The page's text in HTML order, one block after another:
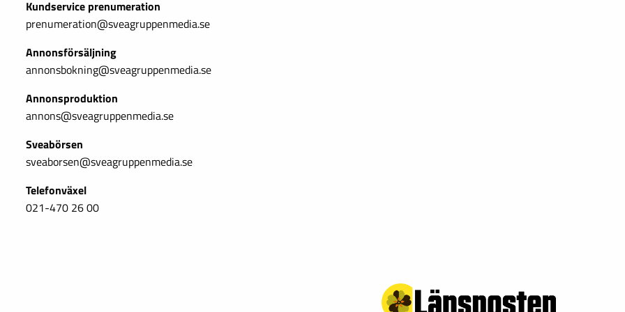
Kundservice prenumeration
prenumeration@sveagruppenmedia.se
Annonsförsäljning
annonsbokning@sveagruppenmedia.se
Annonsproduktion
annons@sveagruppenmedia.se
Sveabörsen
sveaborsen@sveagruppenmedia.se
Telefonväxel
021-470 26 00